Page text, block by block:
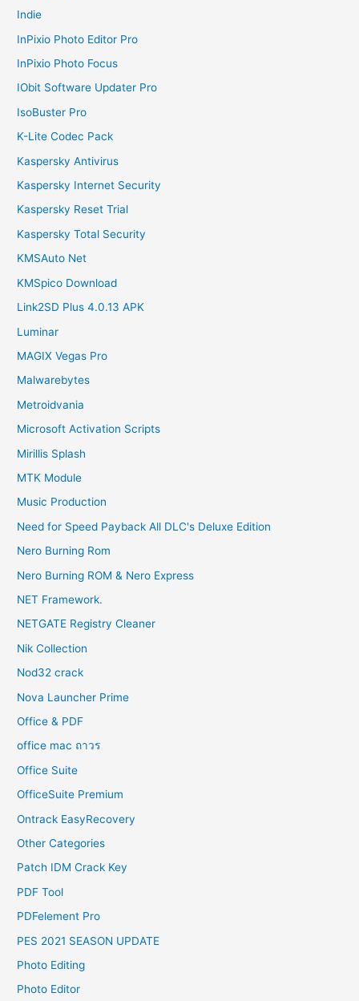
Indie
InPixio Photo Editor Pro
InPixio Photo Focus
IObit Software Updater Pro
IsoBuster Pro
K-Lite Codec Pack
Kaspersky Antivirus
Kaspersky Internet Security
Kaspersky Reset Trial
Kaspersky Total Security
KMSAuto Net
KMSpico Download
Link2SD Plus 4.0.13 APK
Luminar
MAGIX Vegas Pro
Malwarebytes
Metroidvania
Microsoft Activation Scripts
Mirillis Splash
MTK Module
Music Production
Need for Speed Payback All DLC's Deluxe Edition
Nero Burning Rom
Nero Burning ROM & Nero Express
NET Framework.
NETGATE Registry Cleaner
Nik Collection
Nod32 crack
Nova Launcher Prime
Office & PDF
office mac ถาวร
Office Suite
OfficeSuite Premium
Ontrack EasyRecovery
Other Categories
Patch IDM Crack Key
PDF Tool
PDFelement Pro
PES 2021 SEASON UPDATE
Photo Editing
Photo Editor